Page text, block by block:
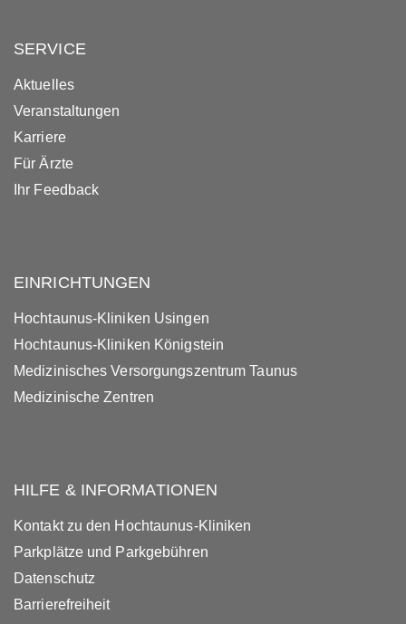
SERVICE
Aktuelles
Veranstaltungen
Karriere
Für Ärzte
Ihr Feedback
EINRICHTUNGEN
Hochtaunus-Kliniken Usingen
Hochtaunus-Kliniken Königstein
Medizinisches Versorgungszentrum Taunus
Medizinische Zentren
HILFE & INFORMATIONEN
Kontakt zu den Hochtaunus-Kliniken
Parkplätze und Parkgebühren
Datenschutz
Barrierefreiheit